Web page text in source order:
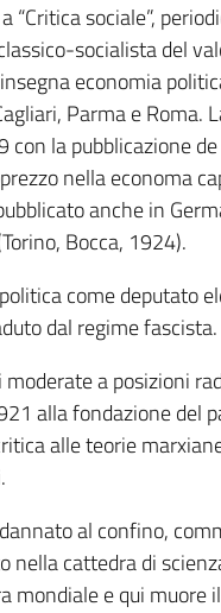
sociale”,
socialista del
economia
Parma e Roma.
la pubblicazione
nella economa
anche in
Bocca, 1924).
come deputato
dal regime fascista.
a posizioni
alla fondazione del
alle teorie
al confino,
cattedra di
mondiale e qui muore